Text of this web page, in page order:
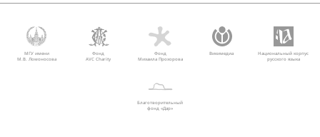
МГУ имени
М.В. Ломоносова
Фонд
AVC Charity
Фонд
Михаила Прохорова
Викимедиа
Национальный корпус
русского языка
Благотворительный
фонд «Дар»